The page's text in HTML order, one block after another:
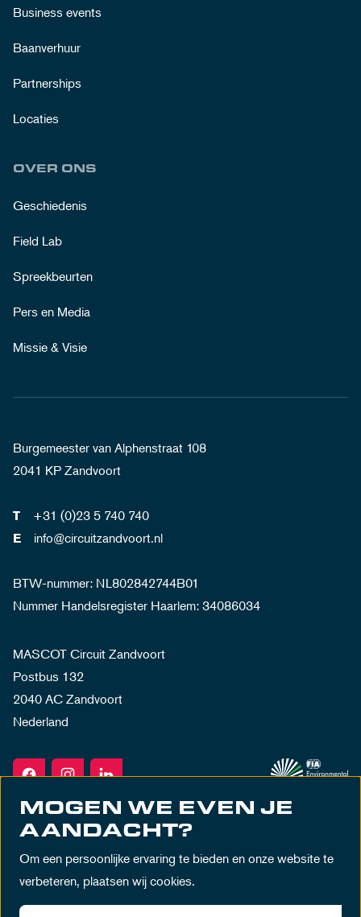
Business events
Baanverhuur
Partnerships
Locaties
OVER ONS
Geschiedenis
Field Lab
Spreekbeurten
Pers en Media
Missie & Visie
Burgemeester van Alphenstraat 108
2041 KP Zandvoort
T +31 (0)23 5 740 740
E info@circuitzandvoort.nl
BTW-nummer: NL802842744B01
Nummer Handelsregister Haarlem: 34086034
MASCOT Circuit Zandvoort
Postbus 132
2040 AC Zandvoort
Nederland
MOGEN WE EVEN JE
AANDACHT?
Om een persoonlijke ervaring te bieden en onze website te
verbeteren, plaatsen wij cookies.